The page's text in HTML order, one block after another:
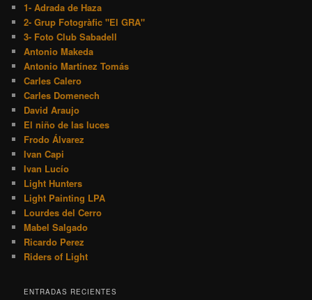
1- Adrada de Haza
2- Grup Fotogràfic "El GRA"
3- Foto Club Sabadell
Antonio Makeda
Antonio Martínez Tomás
Carles Calero
Carles Domenech
David Araujo
El niño de las luces
Frodo Álvarez
Ivan Capi
Ivan Lucío
Light Hunters
Light Painting LPA
Lourdes del Cerro
Mabel Salgado
Ricardo Perez
Riders of Light
ENTRADAS RECIENTES